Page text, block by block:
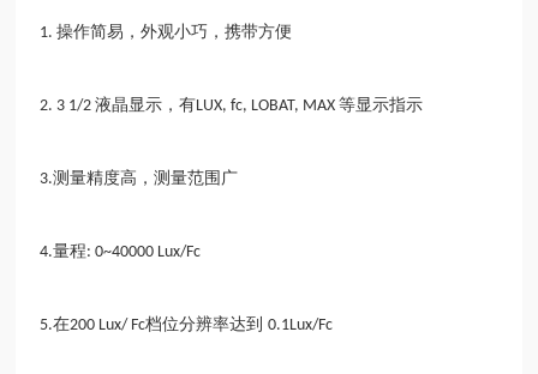
1.操作简易，外观小巧，携带方便
2. 3 1/2液晶显示，有LUX, fc, LOBAT, MAX等显示指示
3.测量精度高，测量范围广
4.量程: 0~40000 Lux/Fc
5.在200 Lux/ Fc档位分辨率达到0.1Lux/Fc